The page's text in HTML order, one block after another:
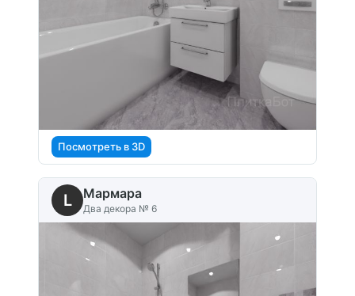
Посмотреть в 3D
L Мармара
Два декора № 6